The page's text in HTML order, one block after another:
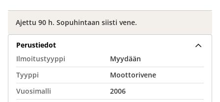
Ajettu 90 h. Sopuhintaan siisti vene.
Perustiedot
Ilmoitustyyppi
Myydään
Tyyppi
Moottorivene
Vuosimalli
2006